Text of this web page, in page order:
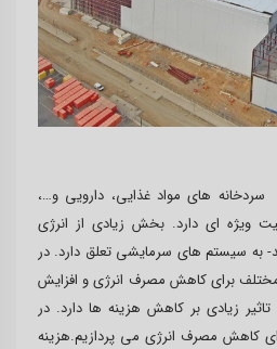
های مواد غذایی، دارویی و…،
ویژه ای دارد. بخش زیادی از انرژی
-حدود ۷۰ درصد- به سیستم های سرمایشی تعلق دارد. در
برای کاهش مصرف انرژی و افزایش
زیادی بر کاهش هزینه ها دارد. در
کاهش مصرف انرژی می پردازیم.هزینه